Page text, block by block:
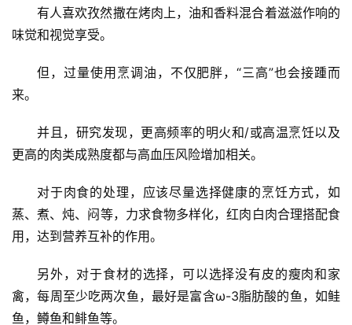
有人喜欢孜然撒在烤肉上，油和香料混合着滋滋作响的
味觉和视觉享受。
但，过量使用烹调油，不仅肥胖，“三高”也会接踵而
来。
并且，研究发现，更高频率的明火和/或高温烹饪以及
更高的肉类成熟度都与高血压风险增加相关。
对于肉食的处理，应该尽量选择健康的烹饪方式，如
蒸、煮、炖、闷等，力求食物多样化，红肉白肉合理搭配食
用，达到营养互补的作用。
另外，对于食材的选择，可以选择没有皮的瘦肉和家
禽，每周至少吃两次鱼，最好是富含ω-3脂肪酸的鱼，如鲑
鱼，鳟鱼和鲱鱼等。